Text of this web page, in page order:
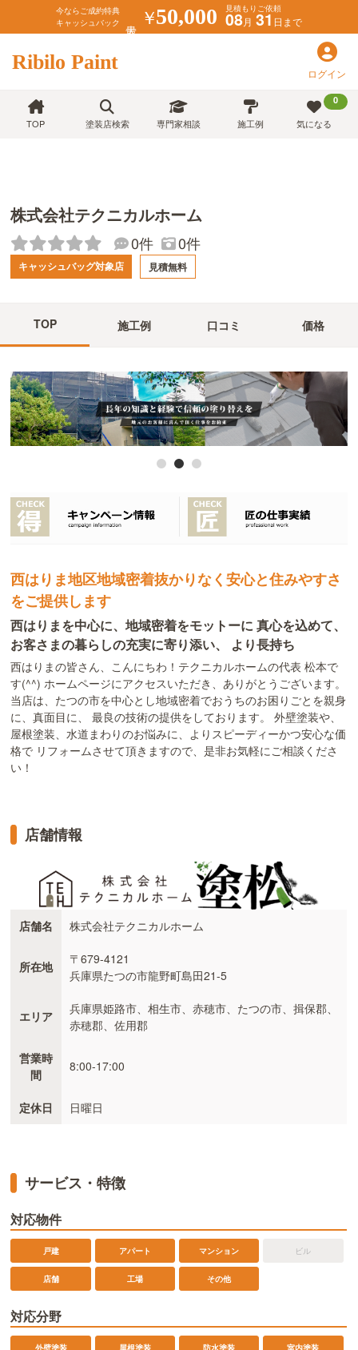
今ならご成約特典
キャッシュバック
￥50,000 見積もりご依頼
08月 31日まで
Ribilo Paint ログイン
TOP 塗装店検索 専門家相談 施工例
0
気になる
株式会社テクニカルホーム
0件 0件
キャッシュバッグ対象店 見積無料
TOP 施工例 口コミ 価格
西はりま地区地域密着抜かりなく安心と住みやすさ
をご提供します
西はりまを中心に、地域密着をモットーに 真心を込めて、
お客さまの暮らしの充実に寄り添い、 より長持ち
西はりまの皆さん、こんにちわ！テクニカルホームの代表 松本で
す(^^) ホームページにアクセスいただき、ありがとうございます。
当店は、たつの市を中心とし地域密着でおうちのお困りごとを親身
に、真面目に、 最良の技術の提供をしております。 外壁塗装や、
屋根塗装、水道まわりのお悩みに、よりスピーディーかつ安心な価
格で リフォームさせて頂きますので、是非お気軽にご相談くださ
い！
店舗情報
店舗名 株式会社テクニカルホーム
所在地
〒679-4121
兵庫県たつの市龍野町島田21-5
エリア
兵庫県姫路市、相生市、赤穂市、たつの市、揖保郡、
赤穂郡、佐用郡
営業時
間
8:00-17:00
定休日 日曜日
サービス・特徴
対応物件
戸建 アパート マンション ビル
店舗 工場 その他
対応分野
外壁塗装 屋根塗装 防水塗装 室内塗装